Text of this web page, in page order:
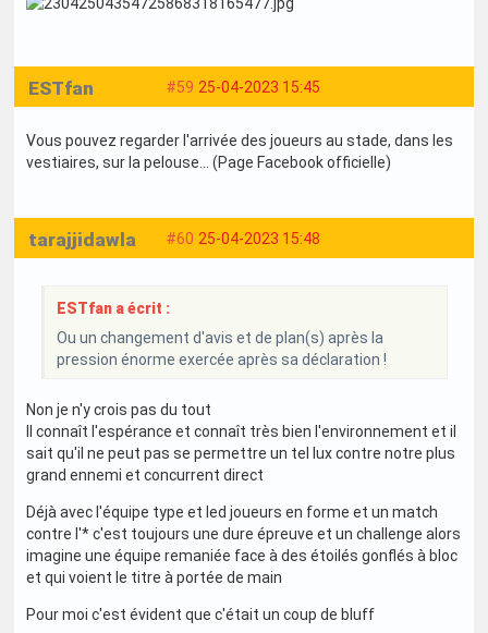
#59 25-04-2023 15:45
ESTfan
Vous pouvez regarder l'arrivée des joueurs au stade, dans les
vestiaires, sur la pelouse... (Page Facebook officielle)
#60 25-04-2023 15:48
tarajjidawla
ESTfan a écrit :
Ou un changement d'avis et de plan(s) après la
pression énorme exercée après sa déclaration !
Non je n'y crois pas du tout
Il connaît l'espérance et connaît très bien l'environnement et il
sait qu'il ne peut pas se permettre un tel lux contre notre plus
grand ennemi et concurrent direct
Déjà avec l'équipe type et led joueurs en forme et un match
contre l'* c'est toujours une dure épreuve et un challenge alors
imagine une équipe remaniée face à des étoilés gonflés à bloc
et qui voient le titre à portée de main
Pour moi c'est évident que c'était un coup de bluff